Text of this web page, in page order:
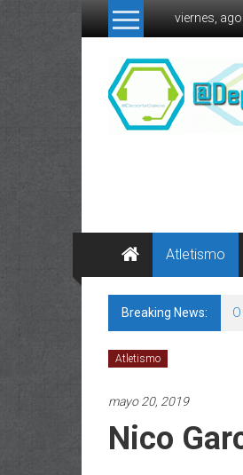
Skip to content
viernes,
Atletismo
Breaking News:
Atletismo
mayo 20, 2019
Nico